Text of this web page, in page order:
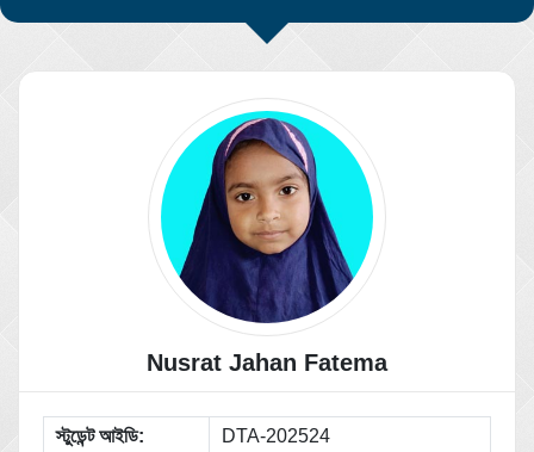
Nusrat Jahan Fatema
স্টুডেন্ট আইডি:
DTA-202524